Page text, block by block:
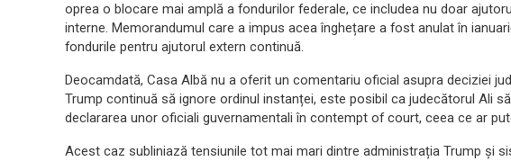
oprea o blocare mai amplă a fondurilor federale, ce includea nu doar
interne. Memorandumul care a impus acea înghețare a fost anulat în
fondurile pentru ajutorul extern continuă.
Deocamdată, Casa Albă nu a oferit un comentariu oficial asupra deciziei
Trump continuă să ignore ordinul instanței, este posibil ca judecătorul Ali
declararea unor oficiali guvernamentali în contempt of court, ceea ce ar
Acest caz subliniază tensiunile tot mai mari dintre administrația Trump și